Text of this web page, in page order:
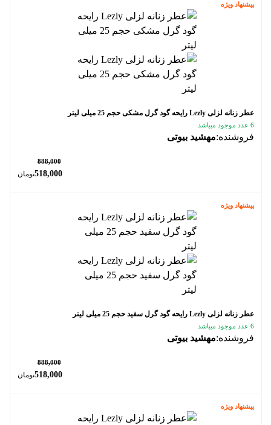
پیشنهاد ویژه
عطر زنانه لزلی Lezly رایحه گود گرل مشکی حجم 25 میلی لیتر
6 عدد موجود میباشد
فروشنده:مهشید بیوتی
888,000
518,000تومان
پیشنهاد ویژه
عطر زنانه لزلی Lezly رایحه گود گرل سفید حجم 25 میلی لیتر
6 عدد موجود میباشد
فروشنده:مهشید بیوتی
888,000
518,000تومان
پیشنهاد ویژه